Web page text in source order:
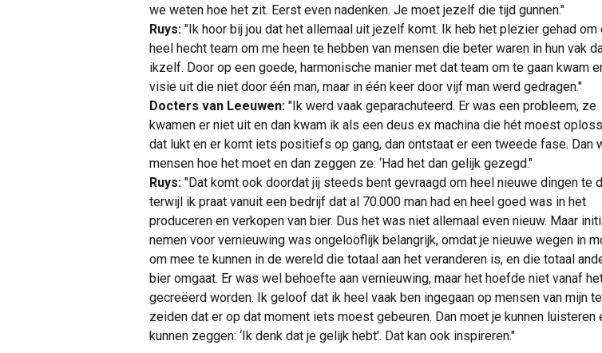
we weten hoe het zit. Eerst even nadenken. Je moet jezelf die tijd gunnen."
Ruys: "Ik hoor bij jou dat het allemaal uit jezelf komt. Ik heb het plezier gehad om
heel hecht team om me heen te hebben van mensen die beter waren in hun vak
ikzelf. Door op een goede, harmonische manier met dat team om te gaan kwam
visie uit die niet door één man, maar in één keer door vijf man werd gedragen."
Docters van Leeuwen: "Ik werd vaak geparachuteerd. Er was een probleem, ze
kwamen er niet uit en dan kwam ik als een deus ex machina die hét moest
dat lukt en er komt iets positiefs op gang, dan ontstaat er een tweede fase. Dan
mensen hoe het moet en dan zeggen ze: ‘Had het dan gelijk gezegd."
Ruys: "Dat komt ook doordat jij steeds bent gevraagd om heel nieuwe dingen te
terwijl ik praat vanuit een bedrijf dat al 70.000 man had en heel goed was in het
produceren en verkopen van bier. Dus het was niet allemaal even nieuw. Maar
nemen voor vernieuwing was ongelooflijk belangrijk, omdat je nieuwe wegen in
om mee te kunnen in de wereld die totaal aan het veranderen is, en die totaal
bier omgaat. Er was wel behoefte aan vernieuwing, maar het hoefde niet vanaf
gecreëerd worden. Ik geloof dat ik heel vaak ben ingegaan op mensen van mijn
zeiden dat er op dat moment iets moest gebeuren. Dan moet je kunnen luisteren
kunnen zeggen: ‘Ik denk dat je gelijk hebt'. Dat kan ook inspireren."